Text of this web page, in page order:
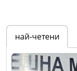
най-четени